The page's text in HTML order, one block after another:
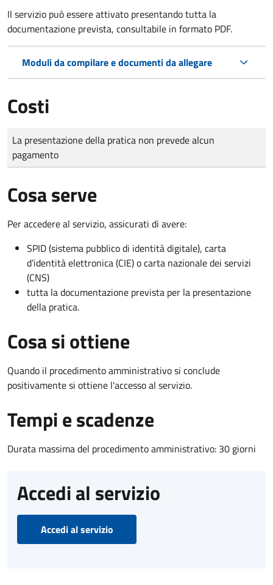
Il servizio può essere attivato presentando tutta la
documentazione prevista, consultabile in formato PDF.
Moduli da compilare e documenti da allegare
Costi
Tipo di pagamento
Importo
La presentazione della pratica non prevede alcun
pagamento
Cosa serve
Per accedere al servizio, assicurati di avere:
SPID (sistema pubblico di identità digitale), carta
d’identità elettronica (CIE) o carta nazionale dei servizi
(CNS)
tutta la documentazione prevista per la presentazione
della pratica.
Cosa si ottiene
Quando il procedimento amministrativo si conclude
positivamente si ottiene l'accesso al servizio.
Tempi e scadenze
Durata massima del procedimento amministrativo: 30 giorni
Accedi al servizio
Accedi al servizio